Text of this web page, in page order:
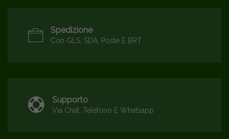
Spedizione
Con GLS, SDA, Poste E BRT
Supporto
Via Chat, Telefono E Whatsapp